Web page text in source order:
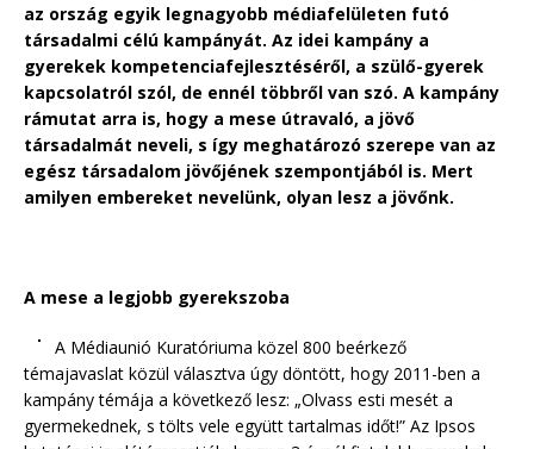
az ország egyik legnagyobb médiafelületen futó
társadalmi célú kampányát. Az idei kampány a
gyerekek kompetenciafejlesztéséről, a szülő-gyerek
kapcsolatról szól, de ennél többről van szó. A kampány
rámutat arra is, hogy a mese útravaló, a jövő
társadalmát neveli, s így meghatározó szerepe van az
egész társadalom jövőjének szempontjából is. Mert
amilyen embereket nevelünk, olyan lesz a jövőnk.
A mese a legjobb gyerekszoba
A Médiaunió Kuratóriuma közel 800 beérkező
témajavaslat közül választva úgy döntött, hogy 2011-ben a
kampány témája a következő lesz: „Olvass esti mesét a
gyermekednek, s tölts vele együtt tartalmas időt!” Az Ipsos